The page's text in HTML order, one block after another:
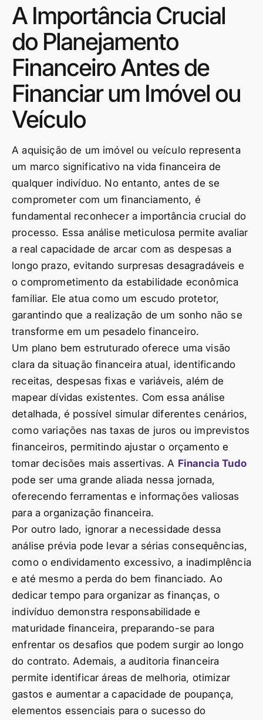
A Importância Crucial
do Planejamento
Financeiro Antes de
Financiar um Imóvel ou
Veículo
A aquisição de um imóvel ou veículo representa
um marco significativo na vida financeira de
qualquer indivíduo. No entanto, antes de se
comprometer com um financiamento, é
fundamental reconhecer a importância crucial do
processo. Essa análise meticulosa permite avaliar
a real capacidade de arcar com as despesas a
longo prazo, evitando surpresas desagradáveis e
o comprometimento da estabilidade econômica
familiar. Ele atua como um escudo protetor,
garantindo que a realização de um sonho não se
transforme em um pesadelo financeiro.
Um plano bem estruturado oferece uma visão
clara da situação financeira atual, identificando
receitas, despesas fixas e variáveis, além de
mapear dívidas existentes. Com essa análise
detalhada, é possível simular diferentes cenários,
como variações nas taxas de juros ou imprevistos
financeiros, permitindo ajustar o orçamento e
tomar decisões mais assertivas. A Financia Tudo
pode ser uma grande aliada nessa jornada,
oferecendo ferramentas e informações valiosas
para a organização financeira.
Por outro lado, ignorar a necessidade dessa
análise prévia pode levar a sérias consequências,
como o endividamento excessivo, a inadimplência
e até mesmo a perda do bem financiado. Ao
dedicar tempo para organizar as finanças, o
indivíduo demonstra responsabilidade e
maturidade financeira, preparando-se para
enfrentar os desafios que podem surgir ao longo
do contrato. Ademais, a auditoria financeira
permite identificar áreas de melhoria, otimizar
gastos e aumentar a capacidade de poupança,
elementos essenciais para o sucesso do